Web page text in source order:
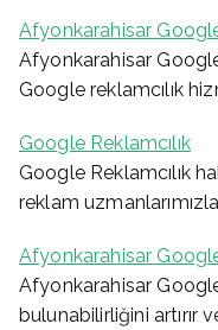
Afyonkarahisar
Afyonkarahisar
Google reklamcılık
Google Reklamcılık
Google Reklamcılık
reklam
Afyonkarahisar
Afyonkarahisar
bulunabilirliğini artırır